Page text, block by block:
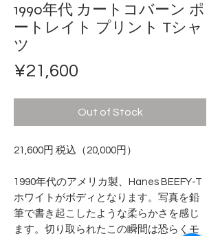
1990年代 カートコバーン ポ
ートレイト プリント Tシャ
ツ
¥21,600
Out of Stock
21,600円 税込（20,000円）
1990年代のアメリカ製、Hanes BEEFY-T
ホワイトがボディとなります。写真を鉛
筆で書き起こしたような柔らかさを感じ
ます。切り取られたこの瞬間は恐らくモ